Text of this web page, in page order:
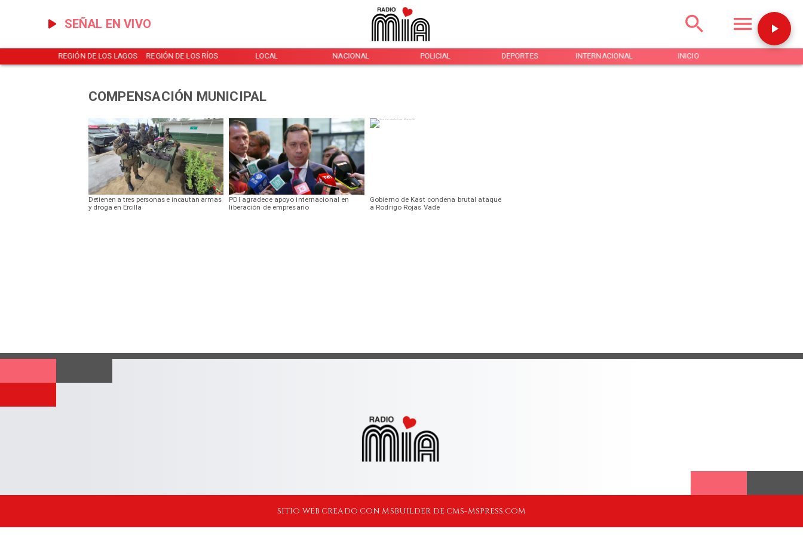
SEÑAL EN VIVO
REGIÓN DE LOS LAGOS REGIÓN DE LOS RÍOS LOCAL NACIONAL POLICIAL DEPORTES INTERNACIONAL INICIO
COMPENSACIÓN MUNICIPAL
Detienen a tres personas e incautan armas
y droga en Ercilla
PDI agradece apoyo internacional en
liberación de empresario
Gobierno de Kast condena brutal ataque
a Rodrigo Rojas Vade
SITIO WEB CREADO CON MSBUILDER DE CMS-MSPRESS.COM